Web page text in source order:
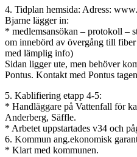
4. Tidplan hemsida: Adress:
Bjarne lägger in:
* medlemsansökan – protokoll –
om innebörd av övergång till
med lämplig info)
Sidan ligger ute, men behöver
Pontus. Kontakt med Pontus
5. Kablifiering etapp 4-5:
* Handläggare på Vattenfall för
Anderberg, Säffle.
* Arbetet uppstartades v34 och
6. Kommun ang.ekonomisk
* Klart med kommunen.